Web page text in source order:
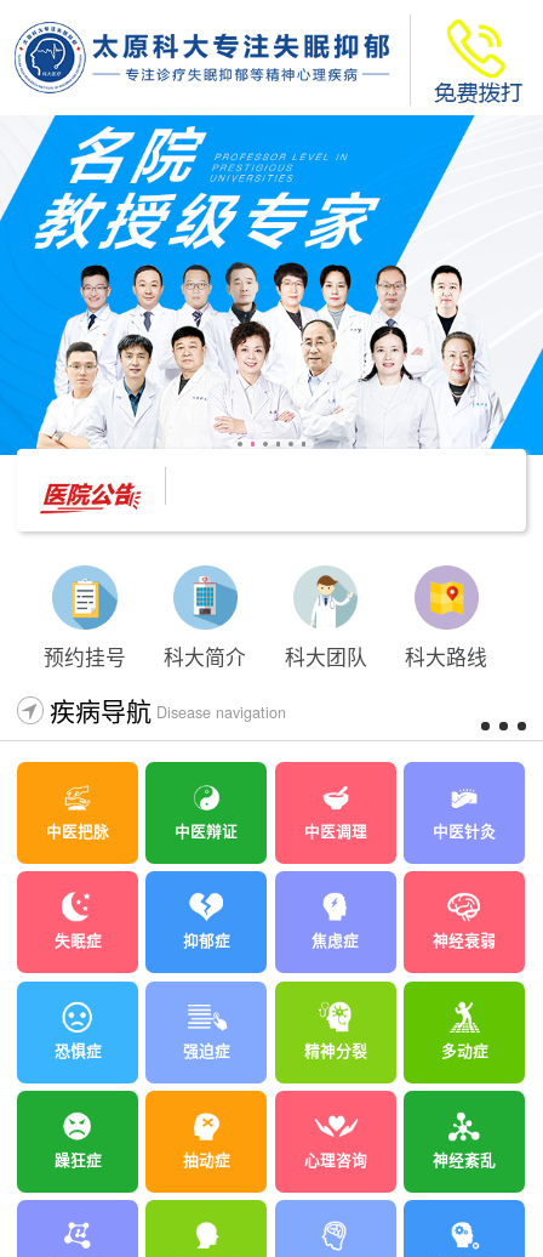
预约挂号 科大简介 科大团队 科大路线
疾病导航 Disease navigation
中医把脉 中医辩证 中医调理 中医针灸
失眠症 抑郁症 焦虑症 神经衰弱
恐惧症 强迫症 精神分裂 多动症
躁狂症 抽动症 心理咨询 神经紊乱